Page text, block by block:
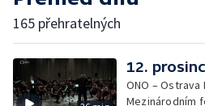
165 přehratelných
12.
ONO –
Mezinárodním